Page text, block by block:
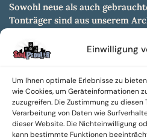
Einwilligung
Um Ihnen optimale Erlebnisse zu
wie Cookies, um Geräteinformationen
zuzugreifen. Die Zustimmung zu
Verarbeitung von Daten wie
dieser Website. Die Nichteinwilligung
kann bestimmte Funktionen
Sowohl neue als auch
Tonträger sind aus unserem
Wir setzen uns leidenschaftlich
aus über 30 Jahren Erfahrung in
SoulPeddler Mailorder, Records &
Nettirock – Nice Guy Records –